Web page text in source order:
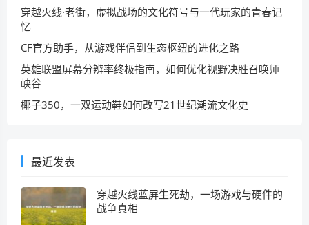
穿越火线·老街，虚拟战场的文化符号与一代玩家的青春记
忆
CF官方助手，从游戏伴侣到生态枢纽的进化之路
英雄联盟屏幕分辨率终极指南，如何优化视野决胜召唤师
峡谷
椰子350，一双运动鞋如何改写21世纪潮流文化史
最近发表
穿越火线蓝屏生死劫，一场游戏与硬件的
战争真相